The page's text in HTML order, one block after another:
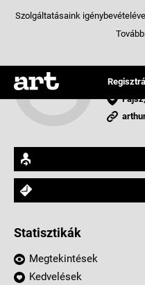
Statisztikák
Megtekintések
Kedvelések
Szolgáltatásaink